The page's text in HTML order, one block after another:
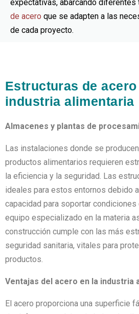
expectativas, abarcando diferentes
de acero que se adapten a las
de cada proyecto.
Estructuras de
industria alimentaria
Almacenes y plantas de
Las instalaciones donde se
productos alimentarios requieren
la eficiencia y la seguridad. Las
ideales para estos entornos debido
capacidad para soportar
equipo especializado en la materia
construcción cumple con las más
seguridad sanitaria, vitales para
productos.
Ventajas del acero en la industria
El acero proporciona una superficie